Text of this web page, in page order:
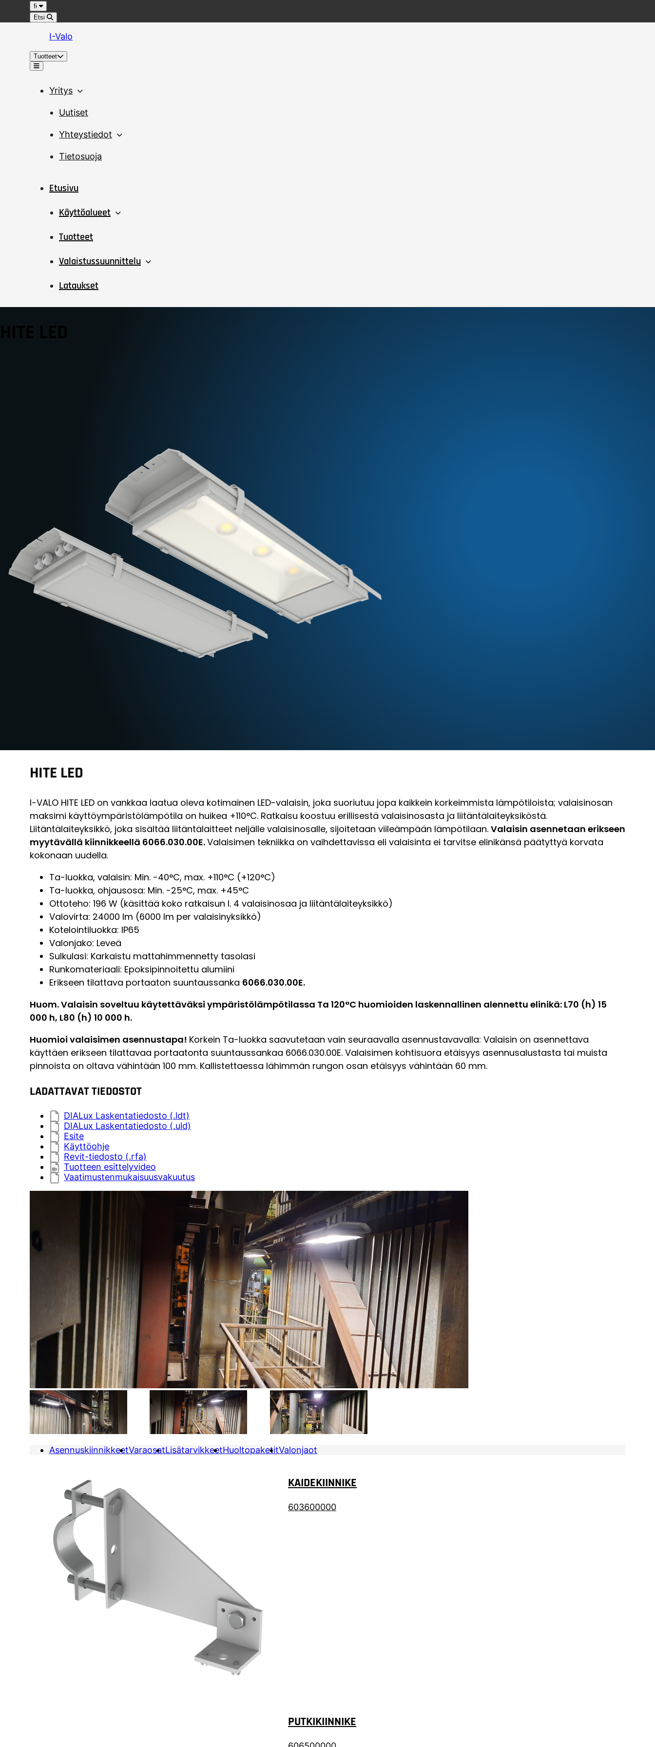
Hyppää sisältöön
Kieli
fi
Etsi
I-Valo
Tuotteet
Valikko
Yritys
Uutiset
Yhteystiedot
Tietosuoja
Etusivu
Käyttöalueet
Tuotteet
Valaistussuunnittelu
Lataukset
HITE LED
I-VALO HITE LED on vankkaa laatua oleva kotimainen LED-valaisin, joka suoriutuu jopa kaikkein korkeimmista lämpötiloista; valaisinosan
maksimi käyttöympäristölämpötila on huikea +110°C. Ratkaisu koostuu erillisestä valaisinosasta ja liitäntälaiteyksiköstä.
Liitäntälaiteyksikkö, joka sisältää liitäntälaitteet neljälle valaisinosalle, sijoitetaan viileämpään lämpötilaan. Valaisin asennetaan erikseen
myytävällä kiinnikkeellä 6066.030.00E.Valaisimen tekniikka on vaihdettavissa eli valaisinta ei tarvitse elinikänsä päätyttyä korvata
kokonaan uudella.
Ta-luokka, valaisin: Min. -40°C, max. +110°C (+120°C)
Ta-luokka, ohjausosa: Min. -25°C, max. +45°C
Ottoteho: 196 W (käsittää koko ratkaisun l. 4 valaisinosaa ja liitäntälaiteyksikkö)
Valovirta: 24000 lm (6000 lm per valaisinyksikkö)
Kotelointiluokka: IP65
Valonjako: Leveä
Sulkulasi: Karkaistu mattahimmennetty tasolasi
Runkomateriaali: Epoksipinnoitettu alumiini
Erikseen tilattava portaaton suuntaussanka 6066.030.00E.
Huom. Valaisin soveltuu käytettäväksi ympäristölämpötilassa Ta 120°C huomioiden laskennallinen alennettu elinikä: L70 (h) 15
000 h, L80 (h) 10 000 h.
Huomioi valaisimen asennustapa! Korkein Ta-luokka saavutetaan vain seuraavalla asennustavavalla: Valaisin on asennettava
käyttäen erikseen tilattavaa portaatonta suuntaussankaa 6066.030.00E. Valaisimen kohtisuora etäisyys asennusalustasta tai muista
pinnoista on oltava vähintään 100 mm. Kallistettaessa lähimmän rungon osan etäisyys vähintään 60 mm.
LADATTAVAT TIEDOSTOT
DIALux Laskentatiedosto (.ldt)
DIALux Laskentatiedosto (.uld)
Esite
Käyttöohje
Revit-tiedosto (.rfa)
Tuotteen esittelyvideo
Vaatimustenmukaisuusvakuutus
AsennuskiinnikkeetVaraosatLisätarvikkeetHuoltopaketitValonjaot
KAIDEKIINNIKE
603600000
PUTKIKIINNIKE